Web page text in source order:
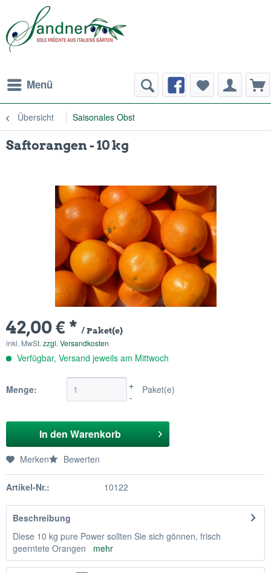
Menü
Übersicht Saisonales Obst
Saftorangen - 10 kg
42,00 € * / Paket(e)
inkl. MwSt. zzgl. Versandkosten
Verfügbar, Versand jeweils am Mittwoch
Menge:
+
-
Paket(e)
In den Warenkorb
Merken Bewerten
Artikel-Nr.: 10122
Beschreibung
Diese 10 kg pure Power sollten Sie sich gönnen, frisch
geerntete Orangen mehr